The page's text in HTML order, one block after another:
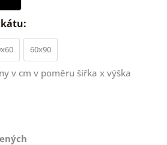
60x90
v cm v poměru šířka x výška